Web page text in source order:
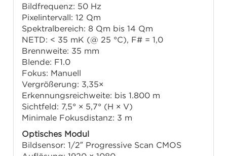
Bildfrequenz: 50 Hz
Pixelintervall: 12 µm
Spektralbereich: 8 µm bis 14 µm
NETD: < 35 mK (@ 25 °C), F# = 1,0
Brennweite: 35 mm
Blende: F1.0
Fokus: Manuell
Vergrößerung: 3,35×
Erkennungsreichweite: bis 1.800 m
Sichtfeld: 7,5° × 5,7° (H × V)
Minimale Fokusdistanz: 3 m
Optisches Modul
Bildsensor: 1/2″ Progressive Scan CMOS